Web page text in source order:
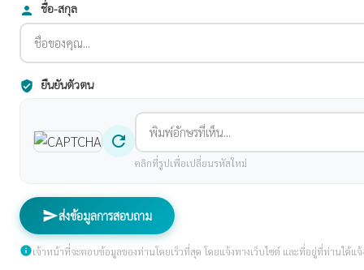
person ชื่อ-สกุล
verified_user ยืนยันตัวตน
refresh
คลิกที่รูปเพื่อเปลี่ยนรหัสใหม่
sendส่งข้อมูลการสอบถาม
infoเจ้าหน้าที่จะตอบข้อมูลของท่านโดยเร็วที่สุด โดยแจ้งทางเว็บไซต์ และที่อยู่ที่ท่านได้แจ้